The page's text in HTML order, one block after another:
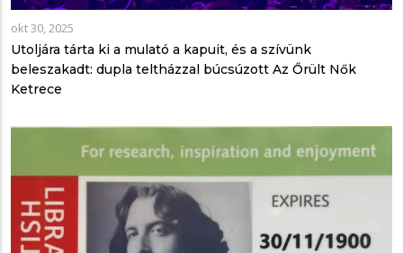
okt 30, 2025
Utoljára tárta ki a mulató a kapuit, és a szívünk
beleszakadt: dupla teltházzal búcsúzott Az Őrült Nők
Ketrece